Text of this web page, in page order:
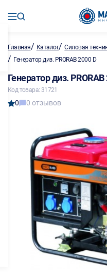
Главная/ Каталог/Силовая
/ Генератор диз. PRORAB 2000 D
Генератор диз. PRORAB
Код товара: 31721
0 0 отзывов